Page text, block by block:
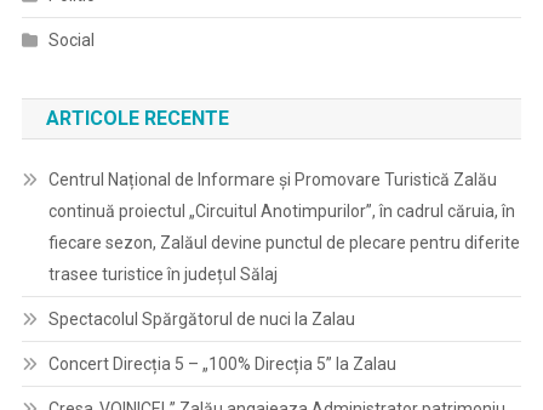
Social
ARTICOLE RECENTE
Centrul Național de Informare și Promovare Turistică Zalău
continuă proiectul „Circuitul Anotimpurilor”, în cadrul căruia, în
fiecare sezon, Zalăul devine punctul de plecare pentru diferite
trasee turistice în județul Sălaj
Spectacolul Spărgătorul de nuci la Zalau
Concert Direcția 5 – „100% Direcția 5” la Zalau